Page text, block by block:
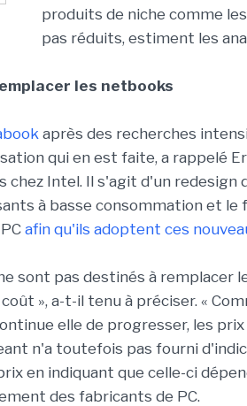
produits de niche comme
pas réduits, estiment les
les netbooks
après des recherches
qui en est faite, a rappelé
chez Intel. Il s'agit d'un redesign
à basse consommation et
afin qu'ils adoptent ces
sont pas destinés à remplacer
», a-t-il tenu à préciser. «
elle de progresser, les
n'a toutefois pas fourni
en indiquant que celle-ci
des fabricants de PC.